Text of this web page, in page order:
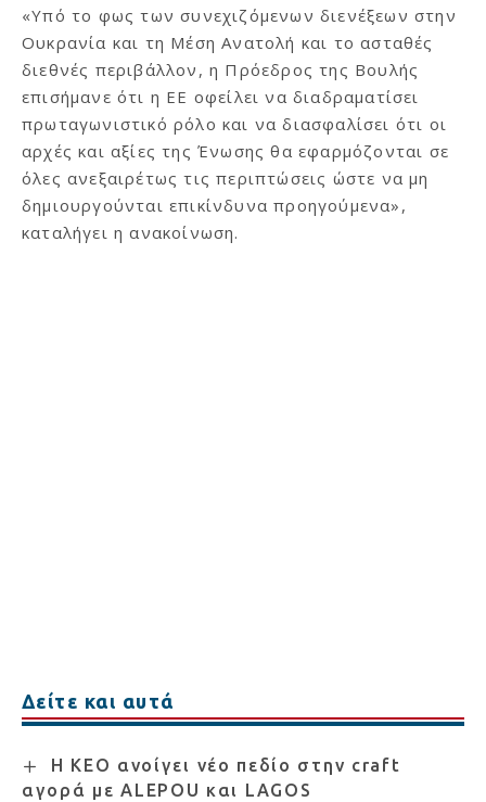
«Υπό το φως των συνεχιζόμενων διενέξεων στην
Ουκρανία και τη Μέση Ανατολή και το ασταθές
διεθνές περιβάλλον, η Πρόεδρος της Βουλής
επισήμανε ότι η ΕΕ οφείλει να διαδραματίσει
πρωταγωνιστικό ρόλο και να διασφαλίσει ότι οι
αρχές και αξίες της Ένωσης θα εφαρμόζονται σε
όλες ανεξαιρέτως τις περιπτώσεις ώστε να μη
δημιουργούνται επικίνδυνα προηγούμενα»,
καταλήγει η ανακοίνωση.
Δείτε και αυτά
Η ΚΕΟ ανοίγει νέο πεδίο στην craft
αγορά με ALEPOU και LAGOS